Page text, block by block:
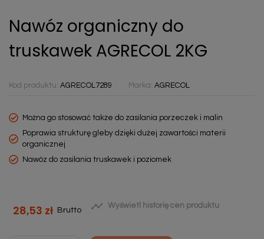
Nawóz organiczny do
truskawek AGRECOL 2KG
Kod produktu: AGRECOL7289 Marka: AGRECOL
Można go stosować także do zasilania porzeczek i malin
Poprawia strukturę gleby dzięki dużej zawartości materii
organicznej
Nawóz do zasilania truskawek i poziomek
28,53 zł Brutto  Wyświetl historię cen produktu